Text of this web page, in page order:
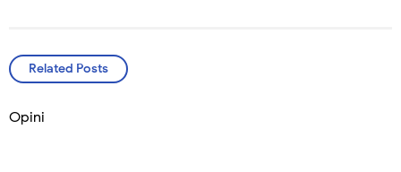
Related Posts
Opini